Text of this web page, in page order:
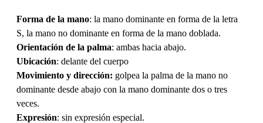
Forma de la mano: la mano dominante en forma de la letra
S, la mano no dominante en forma de la mano doblada.
Orientación de la palma: ambas hacia abajo.
Ubicación: delante del cuerpo
Movimiento y dirección: golpea la palma de la mano no
dominante desde abajo con la mano dominante dos o tres
veces.
Expresión: sin expresión especial.